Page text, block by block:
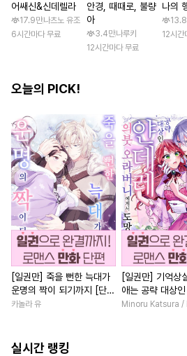
어쌔신&신데렐라
17.9만나츠노 유조
6시간마다 무료
안경, 때때로, 불량
아
3.4만나루키
12시간마다 무료
나의
12시간
오늘의 PICK!
[일권만] 죽을 뻔한 늑대가
운명의 짝이 되기까지 [단행
본]
카놀라 유
[일권만] 기억상
애는 공략 대상
붓 오라버니에게
Minoru Katsura
실시간 랭킹